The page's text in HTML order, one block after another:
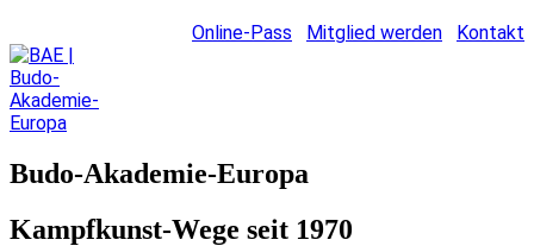
Online-Pass Mitglied werden Kontakt
Budo-Akademie-Europa
Kampfkunst-Wege seit 1970